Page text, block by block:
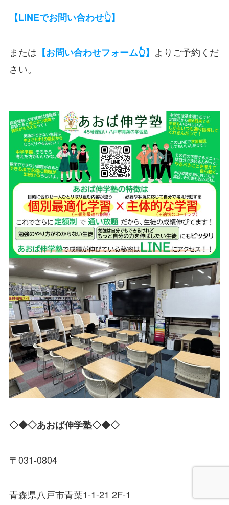
【LINEでお問い合わせ👆】
または 【お問い合わせフォーム👆】 よりご予約くだ
さい。
◇◆◇あおば伸学塾◇◆◇
〒031-0804
青森県八戸市青葉1-1-21 2F-1